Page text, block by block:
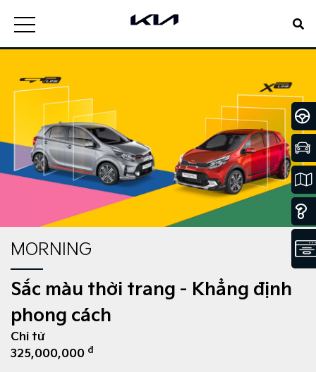
MORNING
Sắc màu thời trang - Khẳng định
phong cách
Chỉ từ
325,000,000 đ